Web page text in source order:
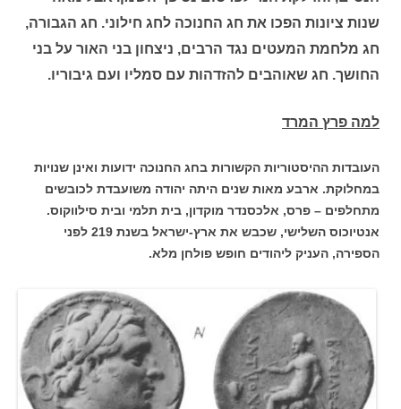
שנות ציונות הפכו את חג החנוכה לחג חילוני. חג הגבורה,
חג מלחמת המעטים נגד הרבים, ניצחון בני האור על בני
החושך. חג שאוהבים להזדהות עם סמליו ועם גיבוריו.
למה פרץ המרד
העובדות ההיסטוריות הקשורות בחג החנוכה ידועות ואינן שנויות
במחלוקת. ארבע מאות שנים היתה יהודה משועבדת לכובשים
מתחלפים – פרס, אלכסנדר מוקדון, בית תלמי ובית סילווקוס.
אנטיוכוס השלישי, שכבש את ארץ-ישראל בשנת 219 לפני
הספירה, העניק ליהודים חופש פולחן מלא.